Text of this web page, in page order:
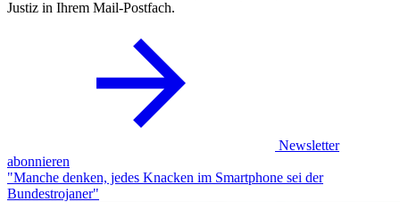
Justiz in Ihrem Mail-Postfach.
Newsletter
abonnieren
"Manche denken, jedes Knacken im Smartphone sei der
Bundestrojaner"